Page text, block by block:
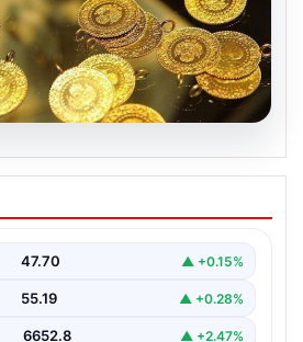
7 Nisan 2026: Altın
kadar oldu?
47.70 ▲ +0.15%
55.19 ▲ +0.28%
6652.8 ▲ +2.47%